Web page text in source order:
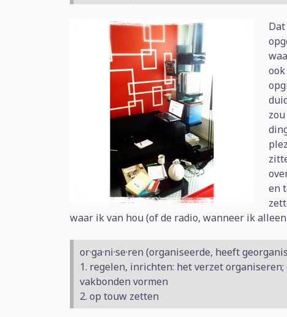
en
waar ik van hou (of de radio, wanneer ik
or·ga·ni·se·ren (organiseerde, heeft
1. regelen, inrichten: het verzet
vakbonden vormen
2. op touw zetten